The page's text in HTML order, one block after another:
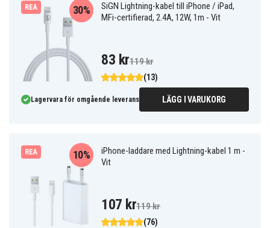
REA
SiGN Lightning-kabel till iPhone / iPad,
MFi-certifierad, 2.4A, 12W, 1m - Vit
(13)
30%
83 kr119 kr
Lagervara för omgående leverans LÄGG I VARUKORG
REA
iPhone-laddare med Lightning-kabel 1 m -
Vit
(76)
10%
107 kr119 kr